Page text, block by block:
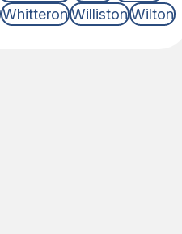
WhitteronWillistonWilton